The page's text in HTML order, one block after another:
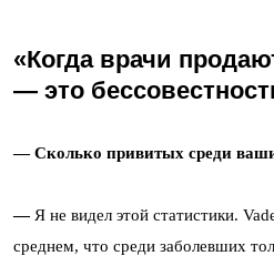
«Когда врачи
— это
— Сколько привитых среди
— Я не видел этой статистики.
среднем, что среди заболевших